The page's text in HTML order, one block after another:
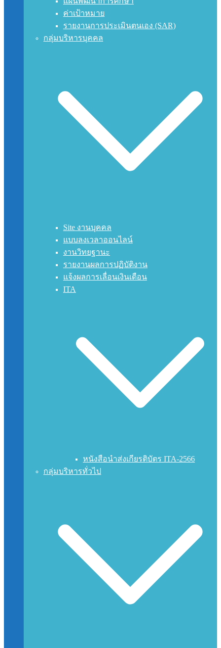
ค่าเป้าหมาย
รายงานการประเมินตนเอง (SAR)
กลุ่มบริหารบุคคล
Site งานบุคคล
แบบลงเวลาออนไลน์
งานวิทยฐานะ
รายงานผลการปฏิบัติงาน
แจ้งผลการเลื่อนเงินเดือน
ITA
หนังสือนำส่งเกียรติบัตร ITA-2566
กลุ่มบริหารทั่วไป